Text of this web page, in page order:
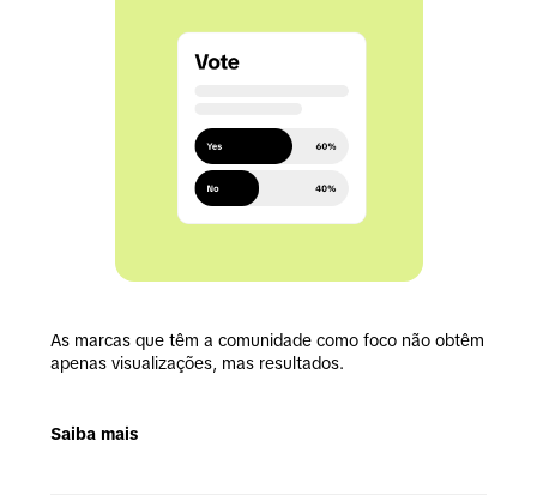
As marcas que têm a comunidade como foco não obtêm
apenas visualizações, mas resultados.
Saiba mais